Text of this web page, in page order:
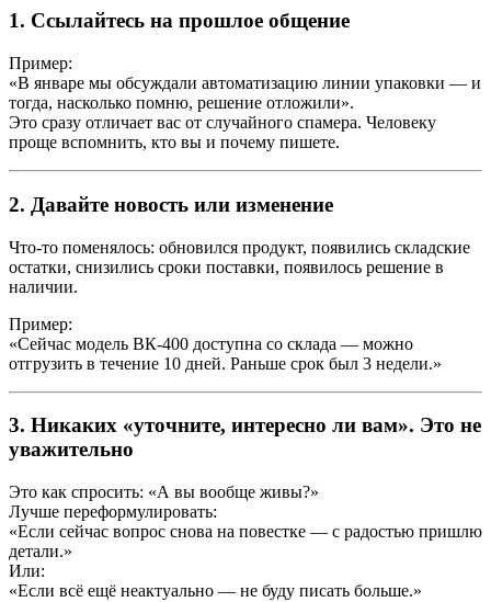
1. Ссылайтесь на прошлое общение
Пример:
«В январе мы обсуждали автоматизацию линии упаковки — и
тогда, насколько помню, решение отложили».
Это сразу отличает вас от случайного спамера. Человеку
проще вспомнить, кто вы и почему пишете.
2. Давайте новость или изменение
Что-то поменялось: обновился продукт, появились складские
остатки, снизились сроки поставки, появилось решение в
наличии.
Пример:
«Сейчас модель ВК-400 доступна со склада — можно
отгрузить в течение 10 дней. Раньше срок был 3 недели.»
3. Никаких «уточните, интересно ли вам». Это не
уважительно
Это как спросить: «А вы вообще живы?»
Лучше переформулировать:
«Если сейчас вопрос снова на повестке — с радостью пришлю
детали.»
Или:
«Если всё ещё неактуально — не буду писать больше.»